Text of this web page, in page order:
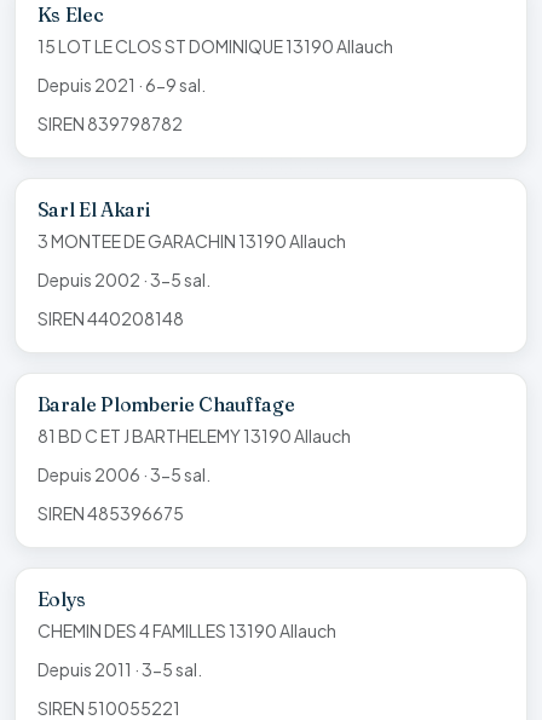
Ks Elec
15 LOT LE CLOS ST DOMINIQUE 13190 Allauch
Depuis 2021 · 6-9 sal.
SIREN 839798782
Sarl El Akari
3 MONTEE DE GARACHIN 13190 Allauch
Depuis 2002 · 3-5 sal.
SIREN 440208148
Barale Plomberie Chauffage
81 BD C ET J BARTHELEMY 13190 Allauch
Depuis 2006 · 3-5 sal.
SIREN 485396675
Eolys
CHEMIN DES 4 FAMILLES 13190 Allauch
Depuis 2011 · 3-5 sal.
SIREN 510055221